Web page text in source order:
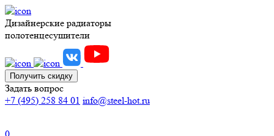
Дизайнерские радиаторы
полотенцесушители
Получить скидку
Задать вопрос
+7 (495) 258 84 01 info@steel-hot.ru